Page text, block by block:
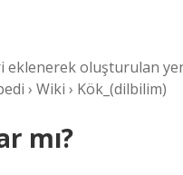
oluşturulan
› Wiki › Kök_(dilbilim)
mı?